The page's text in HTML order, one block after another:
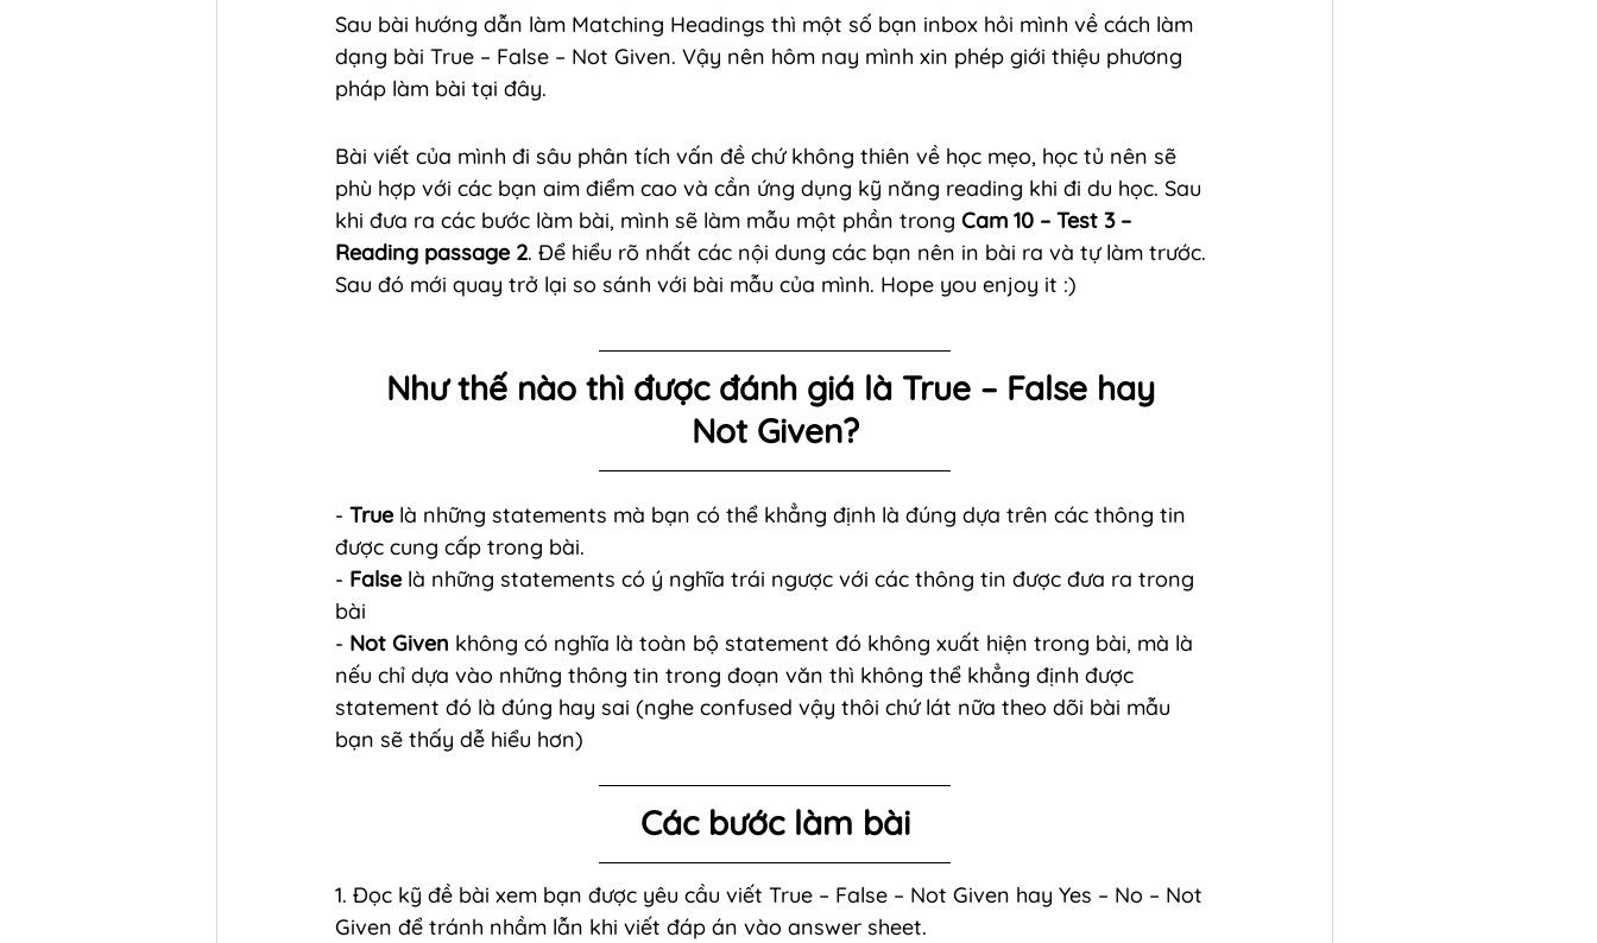
Sau bài hướng dẫn làm Matching Headings thì một số bạn inbox hỏi mình về cách làm
dạng bài True – False – Not Given. Vậy nên hôm nay mình xin phép giới thiệu phương
pháp làm bài tại đây.
Bài viết của mình đi sâu phân tích vấn đề chứ không thiên về học mẹo, học tủ nên sẽ
phù hợp với các bạn aim điểm cao và cần ứng dụng kỹ năng reading khi đi du học. Sau
khi đưa ra các bước làm bài, mình sẽ làm mẫu một phần trong Cam 10 – Test 3 –
Reading passage 2. Để hiểu rõ nhất các nội dung các bạn nên in bài ra và tự làm trước.
Sau đó mới quay trở lại so sánh với bài mẫu của mình. Hope you enjoy it :)
Như thế nào thì được đánh giá là True – False hay
Not Given?
- True là những statements mà bạn có thể khẳng định là đúng dựa trên các thông tin
được cung cấp trong bài.
- False là những statements có ý nghĩa trái ngược với các thông tin được đưa ra trong
bài
- Not Given không có nghĩa là toàn bộ statement đó không xuất hiện trong bài, mà là
nếu chỉ dựa vào những thông tin trong đoạn văn thì không thể khẳng định được
statement đó là đúng hay sai (nghe confused vậy thôi chứ lát nữa theo dõi bài mẫu
bạn sẽ thấy dễ hiểu hơn)
Các bước làm bài
1. Đọc kỹ đề bài xem bạn được yêu cầu viết True – False – Not Given hay Yes – No – Not
Given để tránh nhầm lẫn khi viết đáp án vào answer sheet.